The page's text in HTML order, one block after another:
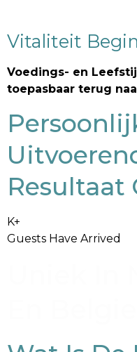
Vitaliteit
Voedings- en
toepasbaar terug
Resultaat
K+
Guests Have Arrived